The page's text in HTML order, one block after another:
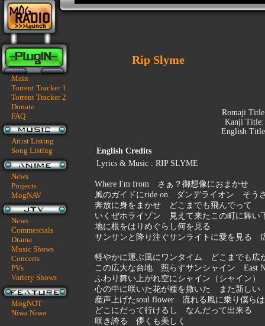
Main
Torrent Tracker 1
Torrent Tracker 2
Donate
FAQ
Artist Listing
Song Listing
News
Projects
MogNAV
News
Commercials
Drama
Music Shows
Concerts
PVs
Variety Shows
MogNOT
Niwa Niwa
Rip Slyme
Romaji
Kanji
English
English Credits
Lyrics & Music : RIP SLYME
Where I'm from さぁ？御想像におまかせ
風のガイドにride on ダンデライオン そう
奔放に身をまかせ どこまでも飛んでって
いくぜホライゾン 見えて来たこの町に舞い
地に根をはりめぐらし何を見る
サンサンと降り注ぐサンライトに愛を見る
軽やかに運ぶ風にワンタイム どこまでも広
この広大な台地 照らすサンシャイン East
ふわり舞い上がれ空にシャイン（シャイン）
心の中に咲いた花が種を撒いた また新し
産声上げたsoul flower 流れる風に乗り僕らは
どこにだって行けるし なんだって出来る
咲き誇る 儚くも美しく